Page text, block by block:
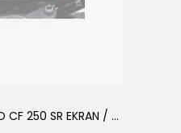
AEL-TECH CF MOTO CF 250 SR EKRAN / GÖSTERGE KORUYUCU 2023-2025